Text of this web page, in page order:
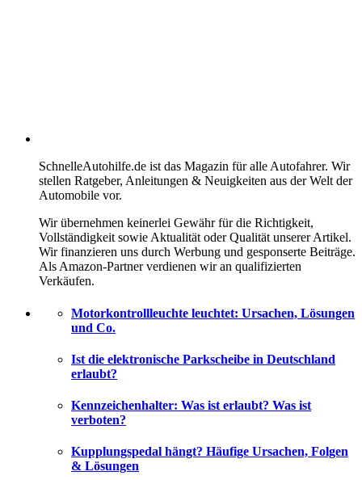
SchnelleAutohilfe.de ist das Magazin für alle Autofahrer. Wir
stellen Ratgeber, Anleitungen & Neuigkeiten aus der Welt der
Automobile vor.
Wir übernehmen keinerlei Gewähr für die Richtigkeit,
Vollständigkeit sowie Aktualität oder Qualität unserer Artikel.
Wir finanzieren uns durch Werbung und gesponserte Beiträge.
Als Amazon-Partner verdienen wir an qualifizierten
Verkäufen.
Motorkontrollleuchte leuchtet: Ursachen, Lösungen
und Co.
Ist die elektronische Parkscheibe in Deutschland
erlaubt?
Kennzeichenhalter: Was ist erlaubt? Was ist
verboten?
Kupplungspedal hängt? Häufige Ursachen, Folgen
& Lösungen